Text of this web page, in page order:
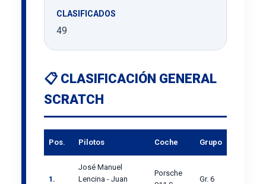
CLASIFICADOS
49
📋 CLASIFICACIÓN GENERAL
SCRATCH
Pos. Pilotos Coche Grupo
1.
José Manuel
Lencina - Juan
Porsche
Gr. 6